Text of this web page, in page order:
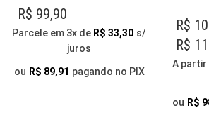
OPÇÕES
SER
R$ 99,90
Parcele em 3x de R$ 33,30 s/
juros
ou R$ 89,91 pagando no PIX
R$
R$
A partir
ou R$